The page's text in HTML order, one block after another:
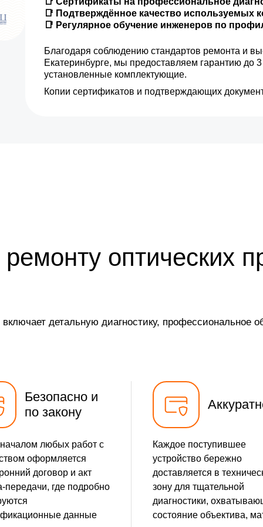
от 10 мин
от 35 мин
📑 Подтверждённое качество используемых
📑 Регулярное обучение инженеров по
Благодаря соблюдению стандартов ремонта и
Екатеринбурге, мы предоставляем гарантию до
установленные комплектующие.
Копии сертификатов и подтверждающих
оптических
детальную диагностику,
Безопасно и
по закону
любых работ с
оформляется
договор и акт
передачи, где подробно
данные
Каждое поступившее
устройство бережно
доставляется в
зону для тщательной
диагностики,
состояние объектива,